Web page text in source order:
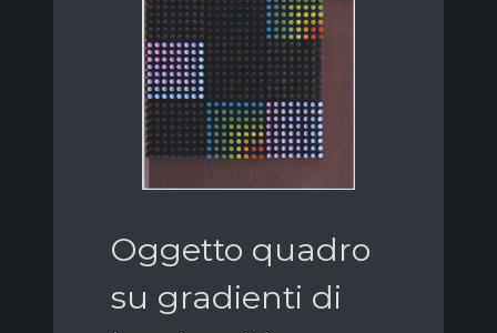
Oggetto quadro
su gradienti di